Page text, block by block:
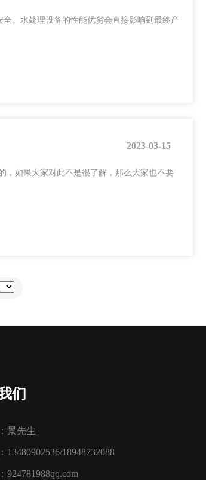
。水处理设备的性能优劣会直接影响到最终产
2023-03-15
，如果大家对此不是很了解，那么大家也不要
们
景先生
18948732088